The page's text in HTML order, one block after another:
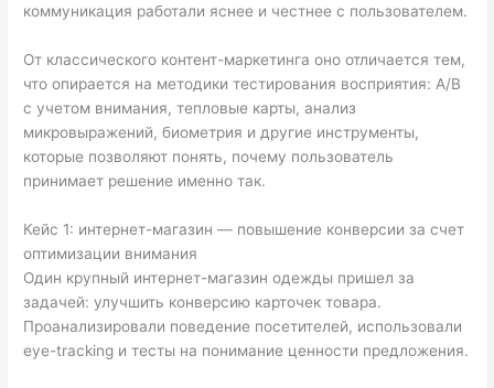
коммуникация работали яснее и честнее с пользователем.
От классического контент-маркетинга оно отличается тем,
что опирается на методики тестирования восприятия: A/B
с учетом внимания, тепловые карты, анализ
микровыражений, биометрия и другие инструменты,
которые позволяют понять, почему пользователь
принимает решение именно так.
Кейс 1: интернет-магазин — повышение конверсии за счет
оптимизации внимания
Один крупный интернет-магазин одежды пришел за
задачей: улучшить конверсию карточек товара.
Проанализировали поведение посетителей, использовали
eye-tracking и тесты на понимание ценности предложения.